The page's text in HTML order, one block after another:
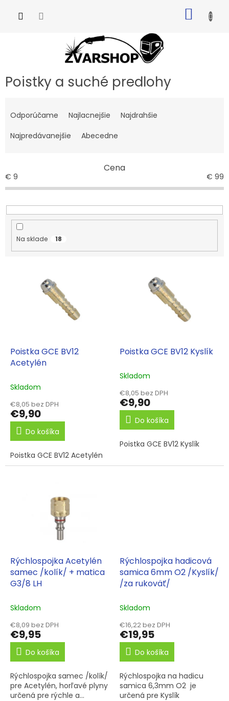
KOŠÍK
Poistky a suché predlohy
a
e
e
p
r
o
d
Odporúčame Najlacnejšie
Najdrahšie
Najpredávanejšie
Abecedne
Cena
€ 9 € 99
Na sklade 18
d
u
Poistka GCE BV12
Acetylén
Skladom
€8,05 bez DPH
€9,90
Do košíka
Poistka GCE BV12 Acetylén
Poistka GCE BV12 Kyslík
Skladom
€8,05 bez DPH
€9,90
Do košíka
Poistka GCE BV12 Kyslík
Rýchlospojka Acetylén
samec /kolík/ + matica
G3/8 LH
Skladom
€8,09 bez DPH
€9,95
Do košíka
Rýchlospojka samec /kolík/
pre Acetylén, horľavé plyny
určená pre rýchle a...
Rýchlospojka hadicová
samica 6mm O2 /Kyslík/
/za rukoväť/
Skladom
€16,22 bez DPH
€19,95
Do košíka
Rýchlospojka na hadicu
samica 6,3mm O2 je
určená pre Kyslík